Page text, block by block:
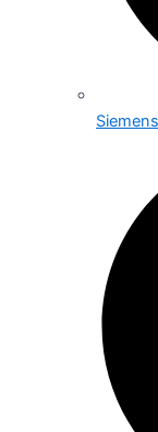
Siemens